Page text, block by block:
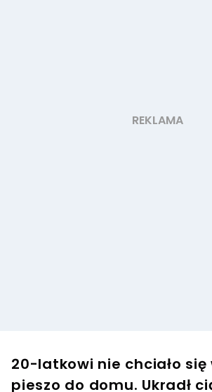
20-latkowi nie chciało
pieszo do domu. Ukradł